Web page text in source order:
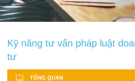
Kỹ năng tư vấn pháp luật
tư
TỔNG QUAN